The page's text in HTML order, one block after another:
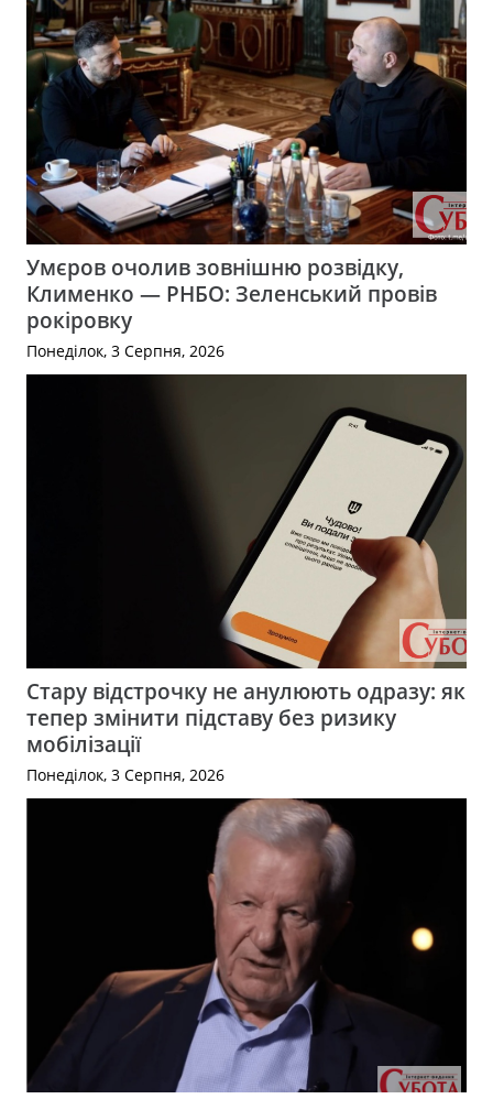
Умєров очолив зовнішню розвідку,
Клименко — РНБО: Зеленський провів
рокіровку
Понеділок, 3 Серпня, 2026
Стару відстрочку не анулюють одразу: як
тепер змінити підставу без ризику
мобілізації
Понеділок, 3 Серпня, 2026